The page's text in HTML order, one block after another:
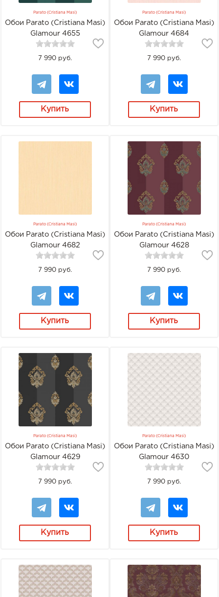
Parato (Cristiana Masi)
Обои Parato (Cristiana Masi)
Glamour 4655
7 990 руб.
Купить
Parato (Cristiana Masi)
Обои Parato (Cristiana Masi)
Glamour 4684
7 990 руб.
Купить
Parato (Cristiana Masi)
Обои Parato (Cristiana Masi)
Glamour 4682
7 990 руб.
Купить
Parato (Cristiana Masi)
Обои Parato (Cristiana Masi)
Glamour 4628
7 990 руб.
Купить
Parato (Cristiana Masi)
Обои Parato (Cristiana Masi)
Glamour 4629
7 990 руб.
Купить
Parato (Cristiana Masi)
Обои Parato (Cristiana Masi)
Glamour 4630
7 990 руб.
Купить